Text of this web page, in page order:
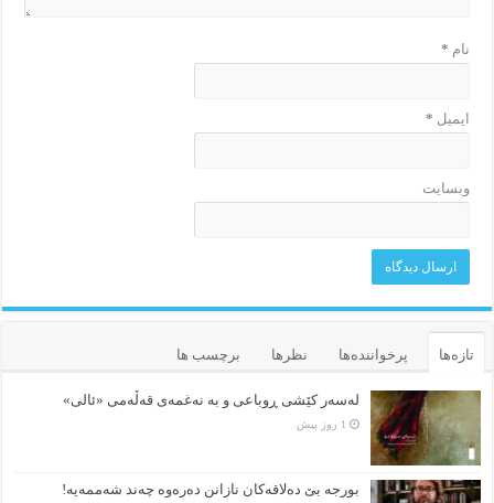
نام *
ایمیل *
وبسایت
تازه‌ها پرخواننده‌ها نظرها برچسب ها
لەسەر کێشی ڕوباعی و به نەغمەی قەڵەمی «ئالی»
1 روز پیش
بورجە بێ دەلاقەکان نازانن دەرەوە چەند شەممەیە!